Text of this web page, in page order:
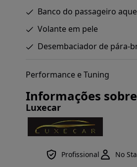
Banco do passageiro
Volante em pele
Desembaciador de pára-
Performance e Tuning
Informações
Luxecar
Profissional No